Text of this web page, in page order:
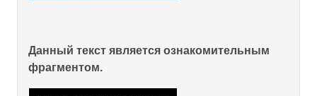
Данный текст является ознакомительным
фрагментом.